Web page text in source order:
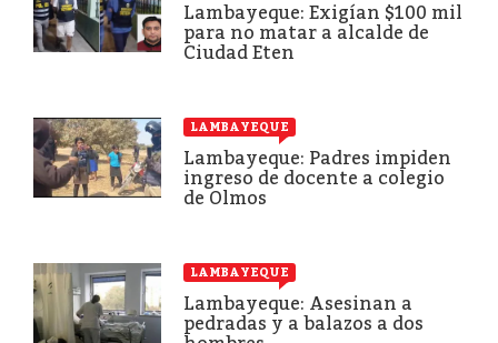
Lambayeque: Exigían $100 mil
para no matar a alcalde de
Ciudad Eten
LAMBAYEQUE
Lambayeque: Padres impiden
ingreso de docente a colegio
de Olmos
LAMBAYEQUE
Lambayeque: Asesinan a
pedradas y a balazos a dos